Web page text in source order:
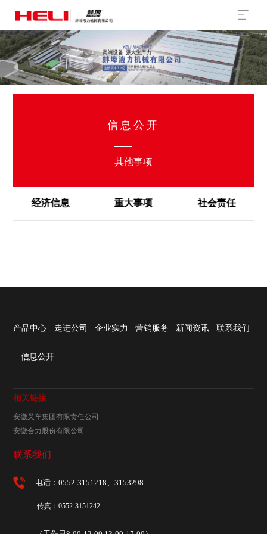
信息公开
其他事项
经济信息 重大事项 社会责任
产品中心 走进公司 企业实力 营销服务 新闻资讯 联系我们
信息公开
相关链接
安徽叉车集团有限责任公司
安徽合力股份有限公司
联系我们
电话：0552-3151218、3153298
传真：0552-3151242